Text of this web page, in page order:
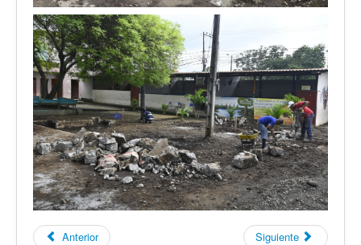
Anterior Siguiente